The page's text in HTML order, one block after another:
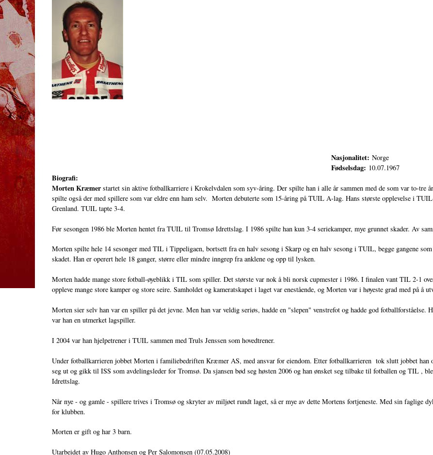
Nasjonalitet:Norge
Fødselsdag: 10.07.1967
Biografi:
Morten Kræmerstartet sin aktive fotballkarriere i Krokelvdalen som syv-åring. Der spilte han i alle år sammen med de som var to-tre
spilte også der med spillere som var eldre enn ham selv. Morten debuterte som 15-åring på TUIL A-lag. Hans største opplevelse i
Grenland. TUIL tapte 3-4.
Før sesongen 1986 ble Morten hentet fra TUIL til Tromsø Idrettslag. I 1986 spilte han kun 3-4 seriekamper, mye grunnet skader. Av
Morten spilte hele 14 sesonger med TIL i Tippeligaen, bortsett fra en halv sesong i Skarp og en halv sesong i TUIL, begge gangene
skadet. Han er operert hele 18 ganger, større eller mindre inngrep fra anklene og opp til lysken.
Morten hadde mange store fotball-øyeblikk i TIL som spiller. Det største var nok å bli norsk cupmester i 1986. I finalen vant TIL 2-1
oppleve mange store kamper og store seire. Samholdet og kameratskapet i laget var enestående, og Morten var i høyeste grad med på å
Morten sier selv han var en spiller på det jevne. Men han var veldig seriøs, hadde en "slepen" venstrefot og hadde god fotballforståelse.
var han en utmerket lagspiller.
I 2004 var han hjelpetrener i TUIL sammen med Truls Jenssen som hovedtrener.
Under fotballkarrieren jobbet Morten i familiebedriften Kræmer AS, med ansvar for eiendom. Etter fotballkarrieren tok slutt jobbet han
seg ut og gikk til ISS som avdelingsleder for Tromsø. Da sjansen bød seg høsten 2006 og han ønsket seg tilbake til fotballen og TIL ,
Idrettslag.
Når nye - og gamle - spillere trives i Tromsø og skryter av miljøet rundt laget, så er mye av dette Mortens fortjeneste. Med sin faglige
for klubben.
Morten er gift og har 3 barn.
Utarbeidet av Hugo Anthonsen og Per Salomonsen (07.05.2008)